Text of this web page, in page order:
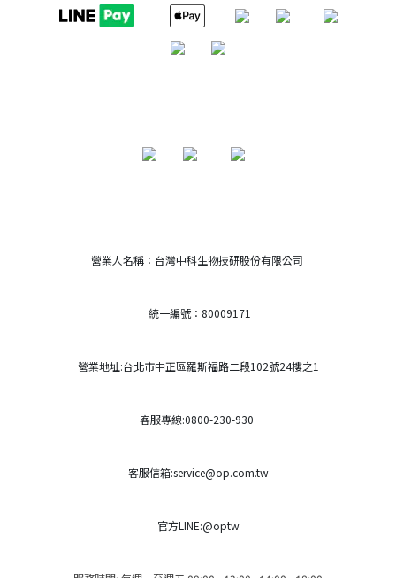
營業人名稱：台灣中科生物技研股份有限公司
統一編號：80009171
營業地址:台北市中正區羅斯福路二段102號24樓之1
客服專線:0800-230-930
客服信箱:service@op.com.tw
官方LINE:@optw